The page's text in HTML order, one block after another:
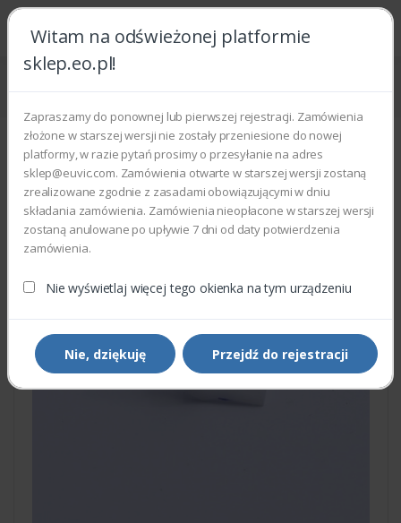
Witam na odświeżonej platformie
sklep.eo.pl!
Zapraszamy do ponownej lub pierwszej rejestracji. Zamówienia
złożone w starszej wersji nie zostały przeniesione do nowej
platformy, w razie pytań prosimy o przesyłanie na adres
sklep@euvic.com. Zamówienia otwarte w starszej wersji zostaną
zrealizowane zgodnie z zasadami obowiązującymi w dniu
składania zamówienia. Zamówienia nieopłacone w starszej wersji
zostaną anulowane po upływie 7 dni od daty potwierdzenia
zamówienia.
Nie wyświetlaj więcej tego okienka na tym urządzeniu
Nie, dziękuję Przejdź do rejestracji
Strona główna Części zamienne